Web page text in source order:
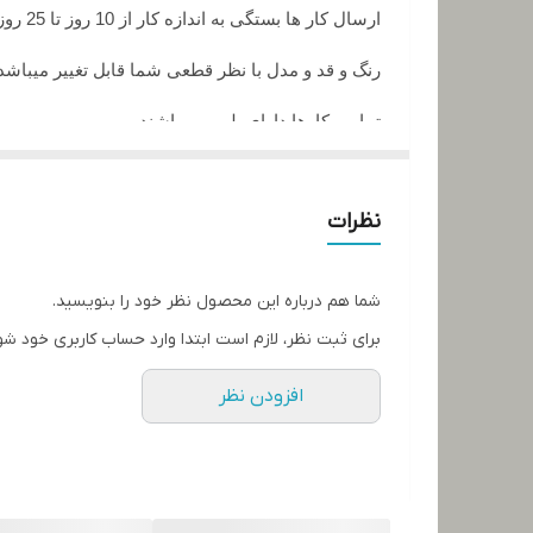
ارسال کار ها بستگی به اندازه کار از 10 روز تا 25 روز زمان میبرد
رنگ و قد و مدل با نظر قطعی شما قابل تغییر
تمامی کارها دارای پلمپ میباشند
در صورت داشتن سوال میتوانید از پشتیبان های ما
نظرات
شما هم درباره این محصول نظر خود را بنویسید.
برای ثبت نظر، لازم است ابتدا وارد حساب کاربری خود
افزودن نظر